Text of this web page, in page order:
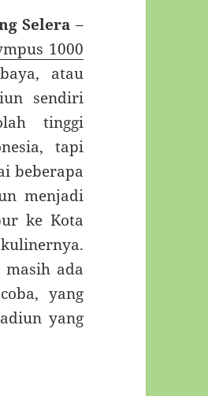
Selera –
1000
atau
sendiri
tinggi
tapi
beberapa
menjadi
ke Kota
masih ada
yang
yang